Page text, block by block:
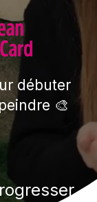
débuter
🎨